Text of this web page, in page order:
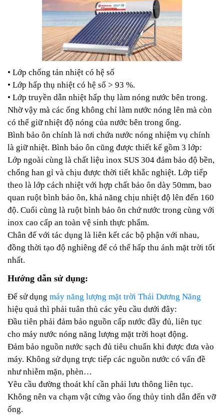
• Lớp chống tản nhiệt có hệ số
• Lớp hấp thụ nhiệt có hệ số > 93 %.
• Lớp truyền dẫn nhiệt hấp thụ làm nóng nước bên trong.
Nhờ vậy mà các ống không chỉ làm nước nóng lên mà còn
có thể giữ nhiệt độ nóng của nước bên trong ống.
Bình bảo ôn chính là nơi chứa nước nóng nhiệm vụ chính
là giữ nhiệt. Bình bảo ôn cũng được thiết kế gồm 3 lớp:
Lớp ngoài cùng là chất liệu inox SUS 304 đảm bảo độ bền,
chống han gỉ và chịu được thời tiết khắc nghiệt. Lớp tiếp
theo là lớp cách nhiệt với hợp chất bảo ôn dày 50mm, bao
quan ruột bình bảo ôn, khả năng chịu nhiệt độ lên đến 160
độ. Cuối cùng là ruột bình bảo ôn chứ nước trong cùng với
inox cao cấp an toàn vệ sinh thực phẩm.
Chân đế với tác dụng là liên kết các bộ phận với nhau,
đồng thời tạo độ nghiêng để có thể hấp thu ánh mặt trời tốt
nhất.
Hướng dẫn sử dụng:
Để sử dụng máy năng lượng mặt trời Thái Dương Năng
hiệu quả thì phải tuân thủ các yêu cầu dưới đây:
Đầu tiên phải đảm bảo nguồn cấp nước đầy đủ, liên tục
cho máy nước nóng năng lượng mặt trời hoạt động.
Đảm bảo nguồn nước sạch đủ tiêu chuẩn khi được đưa vào
máy. Không sử dụng trực tiếp các nguồn nước có vấn đề
như nhiễm mặn, phèn…
Yêu cầu đường thoát khí cần phải lưu thông liên tục.
Không nên va chạm vật cứng vào ống thủy tinh dẫn đến vỡ
ống.